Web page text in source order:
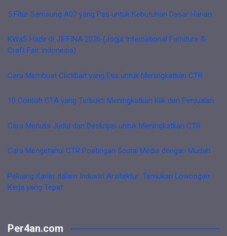
5 Fitur Samsung A07 yang Pas untuk Kebutuhan Dasar Harian
KWaS Hadir di JIFFINA 2026 (Jogja International Furniture &
Craft Fair Indonesia)
Cara Membuat Clickbait yang Etis untuk Meningkatkan CTR
10 Contoh CTA yang Terbukti Meningkatkan Klik dan Penjualan
Cara Menulis Judul dan Deskripsi untuk Meningkatkan CTR
Cara Mengetahui CTR Postingan Sosial Media dengan Mudah
Peluang Karier dalam Industri Arsitektur: Temukan Lowongan
Kerja yang Tepat
Per4an.com